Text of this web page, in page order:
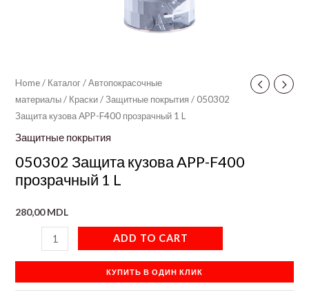
Home/ Каталог/Автопокрасочные
материалы/ Краски/Защитные покрытия / 050302
Защита кузова APP-F400 прозрачный 1 L
Защитные покрытия
050302 Защита кузова APP-F400
прозрачный 1 L
280,00MDL
ADD TO CART
КУПИТЬ В ОДИН КЛИК